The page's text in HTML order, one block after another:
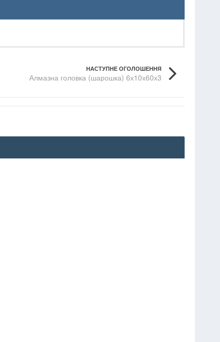
НАСТУПНЕ ОГОЛОШЕННЯ
Алмазна головка (шарошка) 6х10х60х3